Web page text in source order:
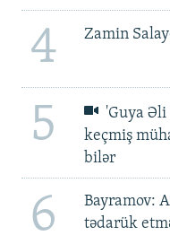
4 Zamin
5
'Guya
keçmiş
bilər
6
Bayramov:
tədarük